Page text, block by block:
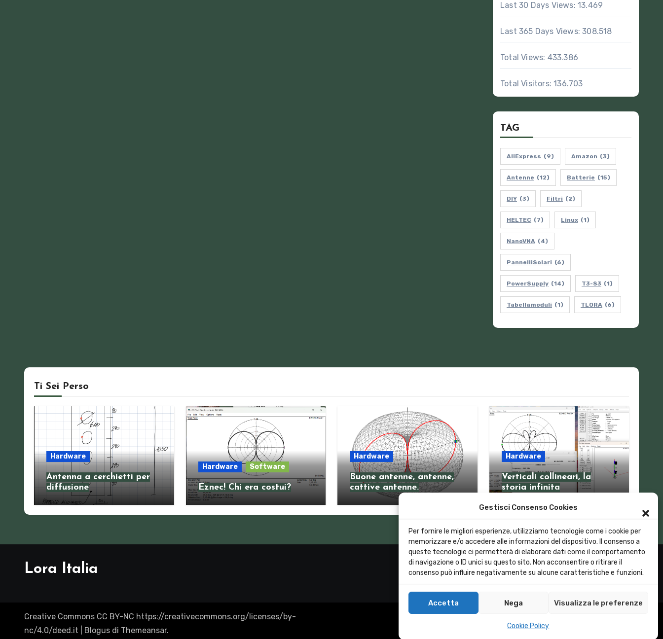
Gestisci Consenso Cookies
Per fornire le migliori esperienze, utilizziamo tecnologie come i cookie per
memorizzare e/o accedere alle informazioni del dispositivo. Il consenso a
queste tecnologie ci permetterà di elaborare dati come il comportamento
di navigazione o ID unici su questo sito. Non acconsentire o ritirare il
consenso può influire negativamente su alcune caratteristiche e funzioni.
Accetta Nega Visualizza le preferenze
Cookie Policy
Last 30 Days Views: 13.469
Last 365 Days Views:308.518
Total Views: 433.386
Total Visitors:136.703
TAG
AliExpress (9) Amazon (3)
Antenne (12) Batterie (15)
DIY (3) Filtri (2)
HELTEC (7) Linux (1)
NanoVNA (4)
PannelliSolari (6)
PowerSupply (14) T3-S3 (1)
Tabellamoduli (1) TLORA (6)
Ti Sei Perso
Hardware
Antenna a cerchietti per
diffusione
Hardware Software
Eznec! Chi era costui?
Hardware
Buone antenne, antenne,
cattive antenne.
Hardware
Verticali collineari, la
storia infinita
Lora Italia
Creative Commons CC BY-NC https://creativecommons.org/licenses/by-
nc/4.0/deed.it
Blogus di Themeansar.
Privacy Policy